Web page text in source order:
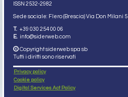
ISSN 2532-2982
Sede sociale: Flero (Brescia) Via Don Milani 5
T. +39 030 254 00 06
E. info@siderweb.com
Copyright siderweb spa sb
Tutti i diritti sono riservati
Privacy policy
Cookie policy
Digital Services Act Policy